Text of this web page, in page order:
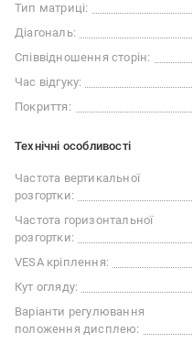
Тип матриці:
Діагональ:
Співвідношення сторін:
Час відгуку:
Покриття:
Технічні особливості
Частота вертикальної
розгортки:
Частота горизонтальної
розгортки:
VESA кріплення:
Кут огляду:
Варіанти регулювання
положення дисплею: